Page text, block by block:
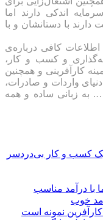
اندکی دارند اما
با دستانشان و با
کافی درباره‌ی
و کسب و کار،
کارآفرینی و همچنین
واردات و صادرات،
زبانی ساده و همه
و کار بی‌دردسر
درآمد مناسب
خوب